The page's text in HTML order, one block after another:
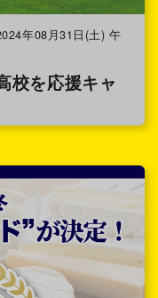
年08月31日(土) 午
校を応援キャ